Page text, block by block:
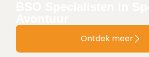
Ontdek meer